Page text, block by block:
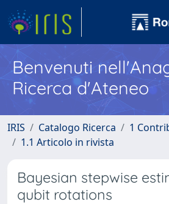
Benvenuti
Ricerca d'Ateneo
IRIS Catalogo Ricerca
1
1.1 Articolo in rivista
Bayesian stepwise
qubit rotations